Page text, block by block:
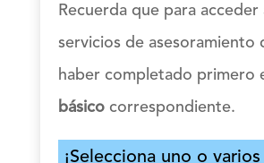
Recuerda que para acceder
servicios de asesoramiento
haber completado primero
básicocorrespondiente.
¡Selecciona uno o